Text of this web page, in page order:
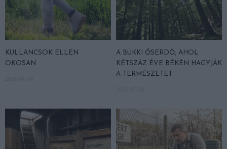
KULLANCSOK ELLEN
OKOSAN
A BÜKKI ŐSERDŐ, AHOL
KÉTSZÁZ ÉVE BÉKÉN HAGYJÁK
A TERMÉSZETET